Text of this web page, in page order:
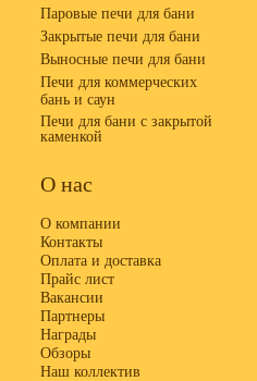
Паровые печи для бани
Закрытые печи для бани
Выносные печи для бани
Печи для коммерческих
бань и саун
Печи для бани с закрытой
каменкой
О нас
О компании
Контакты
Оплата и доставка
Прайс лист
Вакансии
Партнеры
Награды
Обзоры
Наш коллектив